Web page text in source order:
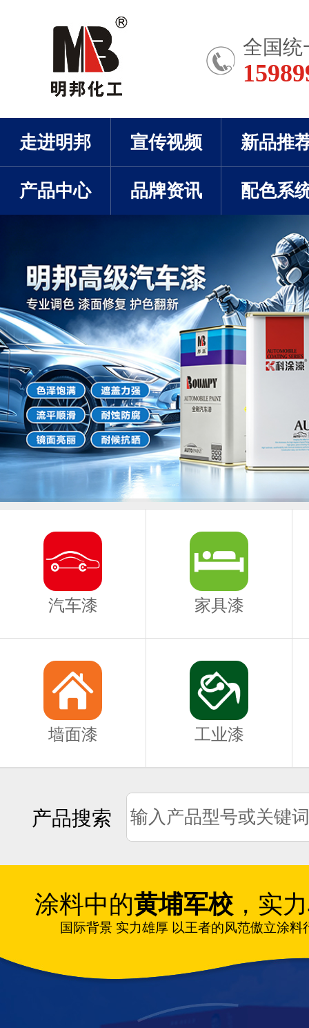
全国统
走进明邦 宣传视频 新品推
产品中心 品牌资讯 配色系
汽车漆 家具漆
墙面漆 工业漆
产品搜索
涂料中的黄埔军校 ，实力
国际背景 实力雄厚 以王者的风范傲立涂料